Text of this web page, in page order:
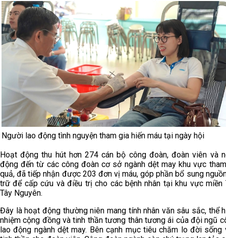
Người lao động tình nguyện tham gia hiến máu tại ngày hội
Hoạt động thu hút hơn 274 cán bộ công đoàn, đoàn viên và
động đến từ các công đoàn cơ sở ngành dệt may khu vực
quả, đã tiếp nhận được 203 đơn vị máu, góp phần bổ sung
trữ để cấp cứu và điều trị cho các bệnh nhân tại khu vực miền
Tây Nguyên.
Đây là hoạt động thường niên mang tính nhân văn sâu sắc, thể
nhiệm cộng đồng và tinh thần tương thân tương ái của đội ngũ
lao động ngành dệt may. Bên cạnh mục tiêu chăm lo đời sống